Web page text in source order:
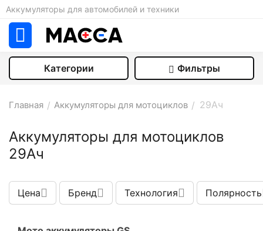
Аккумуляторы для автомобилей и техники
Категории Фильтры
Аккумуляторы для мотоциклов
29Aч
Главная / Аккумуляторы для мотоциклов / 29Aч
Цена Бренд Технология Полярность